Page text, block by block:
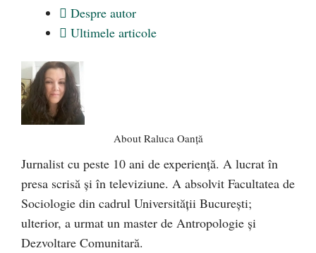
Despre autor
Ultimele articole
About Raluca Oanță
Jurnalist cu peste 10 ani de experiență. A lucrat în
presa scrisă și în televiziune. A absolvit Facultatea de
Sociologie din cadrul Universității București;
ulterior, a urmat un master de Antropologie și
Dezvoltare Comunitară.